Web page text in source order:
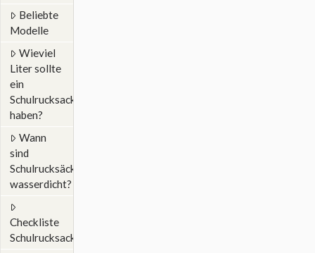
Beliebte
Modelle
Wieviel
Liter sollte
ein
Schulrucksack
haben?
Wann
sind
Schulrucksäcke
wasserdicht?
Checkliste
Schulrucksack